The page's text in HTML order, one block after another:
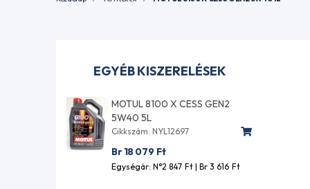
EGYÉB KISZERELÉSEK
MOTUL 8100 X CESS GEN2
5W40 5L
Cikkszám: NYL12697
Br 18 079 Ft
Egységár: N°2 847 Ft | Br 3 616 Ft